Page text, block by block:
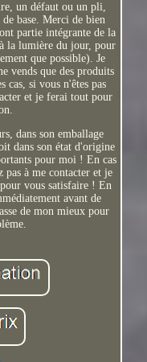
un défaut ou un pli,
base. Merci de bien
partie intégrante de la
la lumière du jour, pour
que possible). Je
vends que des produits
cas, si vous n'êtes pas
et je ferai tout pour
dans son emballage
dans son état d'origine
pour moi ! En cas
pas à me contacter et je
vous satisfaire ! En
avant de
de mon mieux pour